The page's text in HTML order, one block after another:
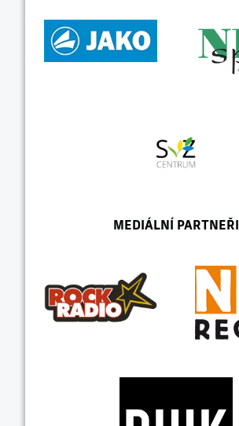
MEDIÁLNÍ PARTNEŘI